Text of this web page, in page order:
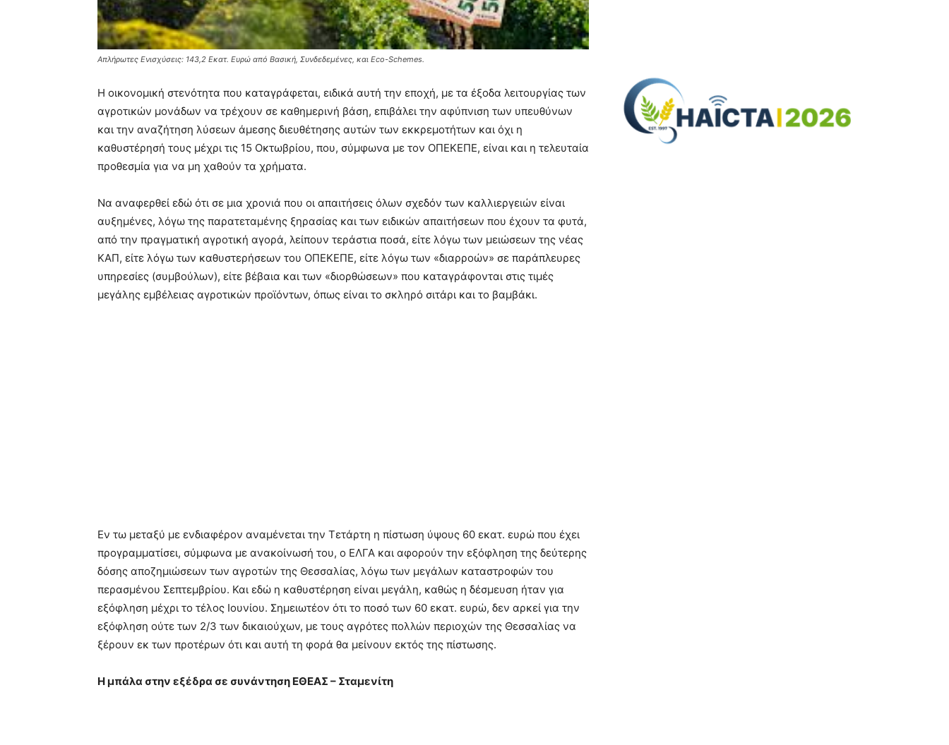
Απλήρωτες Ενισχύσεις: 143,2 Εκατ. Ευρώ από Βασική, Συνδεδεμένες, και Eco-Schemes.
Η οικονομική στενότητα που καταγράφεται, ειδικά αυτή την εποχή, με τα έξοδα λειτουργίας των
αγροτικών μονάδων να τρέχουν σε καθημερινή βάση, επιβάλει την αφύπνιση των υπευθύνων
και την αναζήτηση λύσεων άμεσης διευθέτησης αυτών των εκκρεμοτήτων και όχι η
καθυστέρησή τους μέχρι τις 15 Οκτωβρίου, που, σύμφωνα με τον ΟΠΕΚΕΠΕ, είναι και η τελευταία
προθεσμία για να μη χαθούν τα χρήματα.
Να αναφερθεί εδώ ότι σε μια χρονιά που οι απαιτήσεις όλων σχεδόν των καλλιεργειών είναι
αυξημένες, λόγω της παρατεταμένης ξηρασίας και των ειδικών απαιτήσεων που έχουν τα φυτά,
από την πραγματική αγροτική αγορά, λείπουν τεράστια ποσά, είτε λόγω των μειώσεων της νέας
ΚΑΠ, είτε λόγω των καθυστερήσεων του ΟΠΕΚΕΠΕ, είτε λόγω των «διαρροών» σε παράπλευρες
υπηρεσίες (συμβούλων), είτε βέβαια και των «διορθώσεων» που καταγράφονται στις τιμές
μεγάλης εμβέλειας αγροτικών προϊόντων, όπως είναι το σκληρό σιτάρι και το βαμβάκι.
Εν τω μεταξύ με ενδιαφέρον αναμένεται την Τετάρτη η πίστωση ύψους 60 εκατ. ευρώ που έχει
προγραμματίσει, σύμφωνα με ανακοίνωσή του, ο ΕΛΓΑ και αφορούν την εξόφληση της δεύτερης
δόσης αποζημιώσεων των αγροτών της Θεσσαλίας, λόγω των μεγάλων καταστροφών του
περασμένου Σεπτεμβρίου. Και εδώ η καθυστέρηση είναι μεγάλη, καθώς η δέσμευση ήταν για
εξόφληση μέχρι το τέλος Ιουνίου. Σημειωτέον ότι το ποσό των 60 εκατ. ευρώ, δεν αρκεί για την
εξόφληση ούτε των 2/3 των δικαιούχων, με τους αγρότες πολλών περιοχών της Θεσσαλίας να
ξέρουν εκ των προτέρων ότι και αυτή τη φορά θα μείνουν εκτός της πίστωσης.
Η μπάλα στην εξέδρα σε συνάντηση ΕΘΕΑΣ – Σταμενίτη